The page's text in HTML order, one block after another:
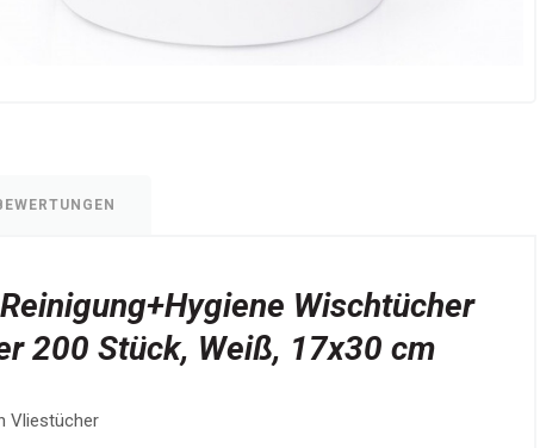
Wischtücher
200 Stück, Weiß, 17x30 cm
Vliestücher